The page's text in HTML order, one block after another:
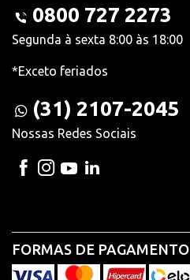
0800 727 2273
Segunda à sexta 8:00 às 18:00
*Exceto feriados
(31) 2107-2045
Nossas Redes Sociais
FORMAS DE PAGAMENTO